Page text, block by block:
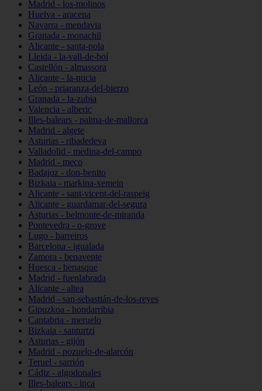
Madrid - los-molinos
Huelva - aracena
Navarra - mendavia
Granada - monachil
Alicante - santa-pola
Lleida - la-vall-de-boí
Castellón - almassora
Alicante - la-nucia
León - priaranza-del-bierzo
Granada - la-zubia
Valencia - alberic
Illes-balears - palma-de-mallorca
Madrid - algete
Asturias - ribadedeva
Valladolid - medina-del-campo
Madrid - meco
Badajoz - don-benito
Bizkaia - markina-xemein
Alicante - sant-vicent-del-raspeig
Alicante - guardamar-del-segura
Asturias - belmonte-de-miranda
Pontevedra - o-grove
Lugo - barreiros
Barcelona - igualada
Zamora - benavente
Huesca - benasque
Madrid - fuenlabrada
Alicante - altea
Madrid - san-sebastián-de-los-reyes
Gipuzkoa - hondarribia
Cantabria - meruelo
Bizkaia - santurtzi
Asturias - gijón
Madrid - pozuelo-de-alarcón
Teruel - sarrión
Cádiz - algodonales
Illes-balears - inca